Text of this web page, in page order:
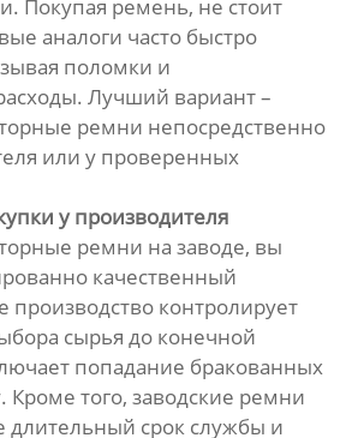
Покупая ремень, не стоит
аналоги часто быстро
поломки и
Лучший вариант –
ремни непосредственно
или у проверенных
у производителя
ремни на заводе, вы
качественный
производство контролирует
сырья до конечной
попадание бракованных
того, заводские ремни
длительный срок службы и